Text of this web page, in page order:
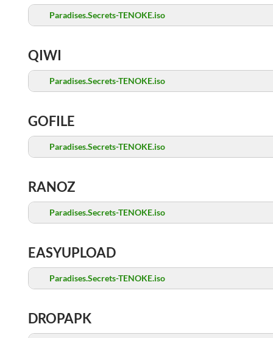
Paradises.Secrets-TENOKE.iso
QIWI
Paradises.Secrets-TENOKE.iso
GOFILE
Paradises.Secrets-TENOKE.iso
RANOZ
Paradises.Secrets-TENOKE.iso
EASYUPLOAD
Paradises.Secrets-TENOKE.iso
DROPAPK